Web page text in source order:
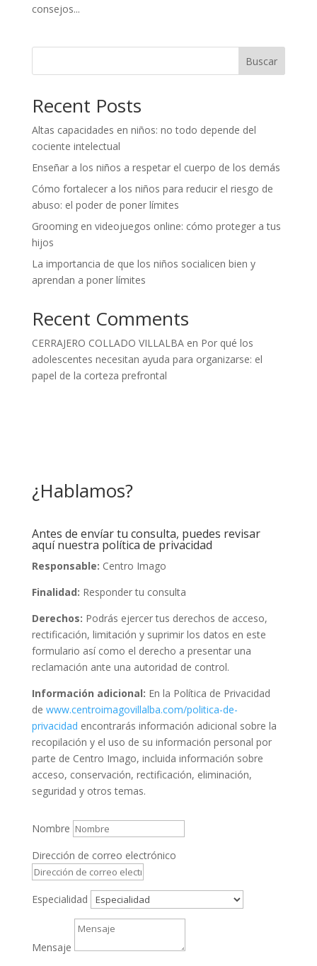
consejos...
Buscar
Recent Posts
Altas capacidades en niños: no todo depende del
cociente intelectual
Enseñar a los niños a respetar el cuerpo de los demás
Cómo fortalecer a los niños para reducir el riesgo de
abuso: el poder de poner límites
Grooming en videojuegos online: cómo proteger a tus
hijos
La importancia de que los niños socialicen bien y
aprendan a poner límites
Recent Comments
CERRAJERO COLLADO VILLALBAen Por qué los
adolescentes necesitan ayuda para organizarse: el
papel de la corteza prefrontal
¿Hablamos?
Antes de envíar tu consulta, puedes revisar
aquí nuestra política de privacidad
Responsable: Centro Imago
Finalidad: Responder tu consulta
Derechos: Podrás ejercer tus derechos de acceso,
rectificación, limitación y suprimir los datos en este
formulario así como el derecho a presentar una
reclamación ante una autoridad de control.
Información adicional: En la Política de Privacidad
de www.centroimagovillalba.com/politica-de-
privacidad encontrarás información adicional sobre la
recopilación y el uso de su información personal por
parte de Centro Imago, incluida información sobre
acceso, conservación, rectificación, eliminación,
seguridad y otros temas.
Nombre
Dirección de correo electrónico
Especialidad
Mensaje